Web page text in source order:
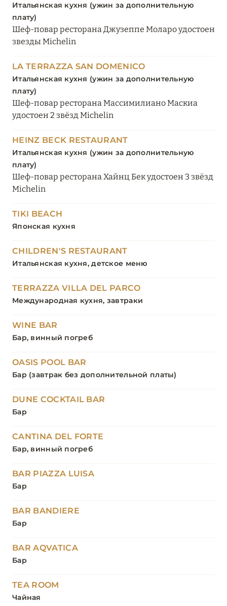
Итальянская кухня (ужин за дополнительную
плату)
Шеф-повар ресторана Джузеппе Моларо удостоен
звезды Michelin
LA TERRAZZA SAN DOMENICO
Итальянская кухня (ужин за дополнительную
плату)
Шеф-повар ресторана Массимилиано Маскиа
удостоен 2 звёзд Michelin
HEINZ BECK RESTAURANT
Итальянская кухня (ужин за дополнительную
плату)
Шеф-повар ресторана Хайнц Бек удостоен 3 звёзд
Michelin
TIKI BEACH
Японская кухня
CHILDREN'S RESTAURANT
Итальянская кухня, детское меню
TERRAZZA VILLA DEL PARCO
Международная кухня, завтраки
WINE BAR
Бар, винный погреб
OASIS POOL BAR
Бар (завтрак без дополнительной платы)
DUNE COCKTAIL BAR
Бар
CANTINA DEL FORTE
Бар, винный погреб
BAR PIAZZA LUISA
Бар
BAR BANDIERE
Бар
BAR AQVATICA
Бар
TEA ROOM
Чайная